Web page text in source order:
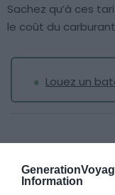
Information
Sachez qu’à ces
le coût du
Louez un
Visiter Le Havre :